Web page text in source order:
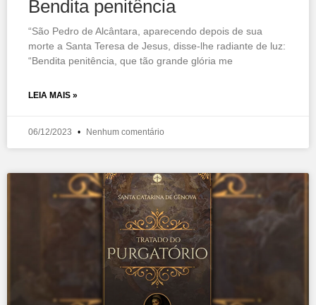
Bendita penitência
“São Pedro de Alcântara, aparecendo depois de sua
morte a Santa Teresa de Jesus, disse-lhe radiante de luz:
“Bendita penitência, que tão grande glória me
LEIA MAIS »
06/12/2023 Nenhum comentário